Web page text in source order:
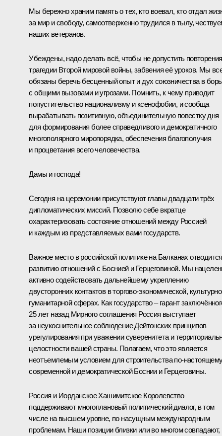
Мы бережно храним память о тех, кто воевал, кто отдал
за мир и свободу, самоотверженно трудился в тылу,
наших ветеранов.
Убеждены, надо делать всё, чтобы не допустить повторения
трагедии Второй мировой войны, забвения её уроков. Мы
обязаны беречь бесценный опыт и дух союзничества в
с общими вызовами и угрозами. Помнить, к чему приводит
попустительство национализму и ксенофобии, и сообща
вырабатывать позитивную, объединительную повестку дня
для формирования более справедливого и демократичного
многополярного миропорядка, обеспечения благополучия
и процветания всего человечества.
Дамы и господа!
Сегодня на церемонии присутствуют главы двадцати трёх
дипломатических миссий. Позволю себе вкратце
охарактеризовать состояние отношений между Россией
и каждым из представляемых вами государств.
Важное место в российской политике на Балканах отводится
развитию отношений с Боснией и Герцеговиной. Мы
активно содействовать дальнейшему укреплению
двусторонних контактов в торгово-экономической,
гуманитарной сферах. Как государство – гарант
25 лет назад Мирного соглашения Россия выступает
за неукоснительное соблюдение Дейтонских принципов
урегулирования при уважении суверенитета и
целостности вашей страны. Полагаем, что это является
неотъемлемым условием для строительства по-
современной и демократической Боснии и Герцеговины.
Россия и Иорданское Хашимитское Королевство
поддерживают многоплановый политический диалог, в том
числе на высшем уровне, по насущным международным
проблемам. Наши позиции близки или во многом совпадают,